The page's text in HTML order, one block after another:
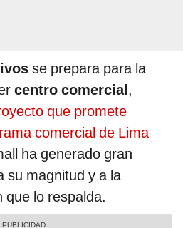
se prepara para la
centro comercial,
que promete
comercial de Lima
ha generado gran
su magnitud y a la
que lo respalda.